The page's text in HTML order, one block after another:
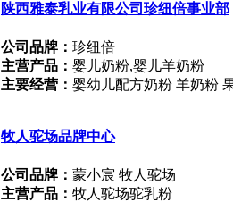
陕西雅泰乳业有限公司珍纽倍事业部
公司品牌： 珍纽倍
主营产品： 婴儿奶粉,婴儿羊奶粉
主要经营： 婴幼儿配方奶粉 羊奶粉
牧人驼场品牌中心
公司品牌： 蒙小宸 牧人驼场
主营产品： 牧人驼场驼乳粉